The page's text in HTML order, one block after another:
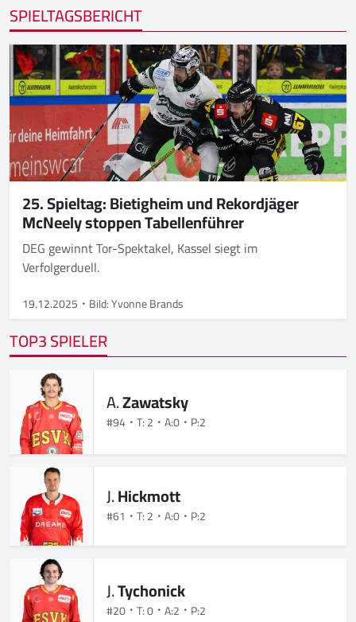
SPIELTAGSBERICHT
25. Spieltag: Bietigheim und Rekordjäger
McNeely stoppen Tabellenführer
DEG gewinnt Tor-Spektakel, Kassel siegt im
Verfolgerduell.
19.12.2025 Bild: Yvonne Brands
TOP3 SPIELER
A.Zawatsky
#94 T: 2 A:0 P:2
J.Hickmott
#61 T: 2 A:0 P:2
J.Tychonick
#20 T: 0 A:2 P:2